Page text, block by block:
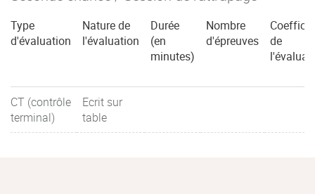
Type
d'évaluation
Nature de
l'évaluation
Durée
(en
minutes)
Nombre
d'épreuves
de
CT (contrôle
terminal)
Ecrit sur
table